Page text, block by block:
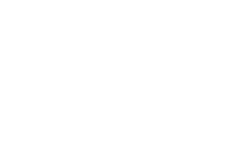
No tienen techo.
las estadísticas
registros
Perkim Spor